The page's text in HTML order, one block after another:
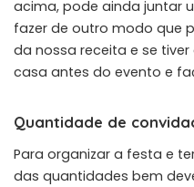
acima, pode ainda juntar
fazer de outro modo que
da nossa receita e se
casa antes do evento e
Quantidade de
Para organizar a festa e
das quantidades bem